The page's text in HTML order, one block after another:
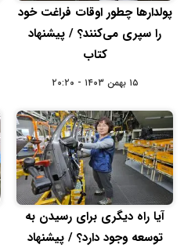
پولدارها چطور اوقات فراغت خود
را سپری می‌کنند؟ / پیشنهاد
کتاب
۱۵ بهمن ۱۴۰۳ - ۲۰:۲۰
آیا راه دیگری برای رسیدن به
توسعه وجود دارد؟ / پیشنهاد